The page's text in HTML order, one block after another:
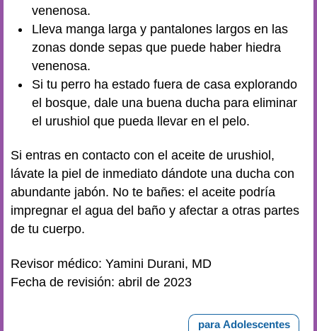
venenosa.
Lleva manga larga y pantalones largos en las
zonas donde sepas que puede haber hiedra
venenosa.
Si tu perro ha estado fuera de casa explorando
el bosque, dale una buena ducha para eliminar
el urushiol que pueda llevar en el pelo.
Si entras en contacto con el aceite de urushiol,
lávate la piel de inmediato dándote una ducha con
abundante jabón. No te bañes: el aceite podría
impregnar el agua del baño y afectar a otras partes
de tu cuerpo.
Revisor médico: Yamini Durani, MD
Fecha de revisión: abril de 2023
para Adolescentes